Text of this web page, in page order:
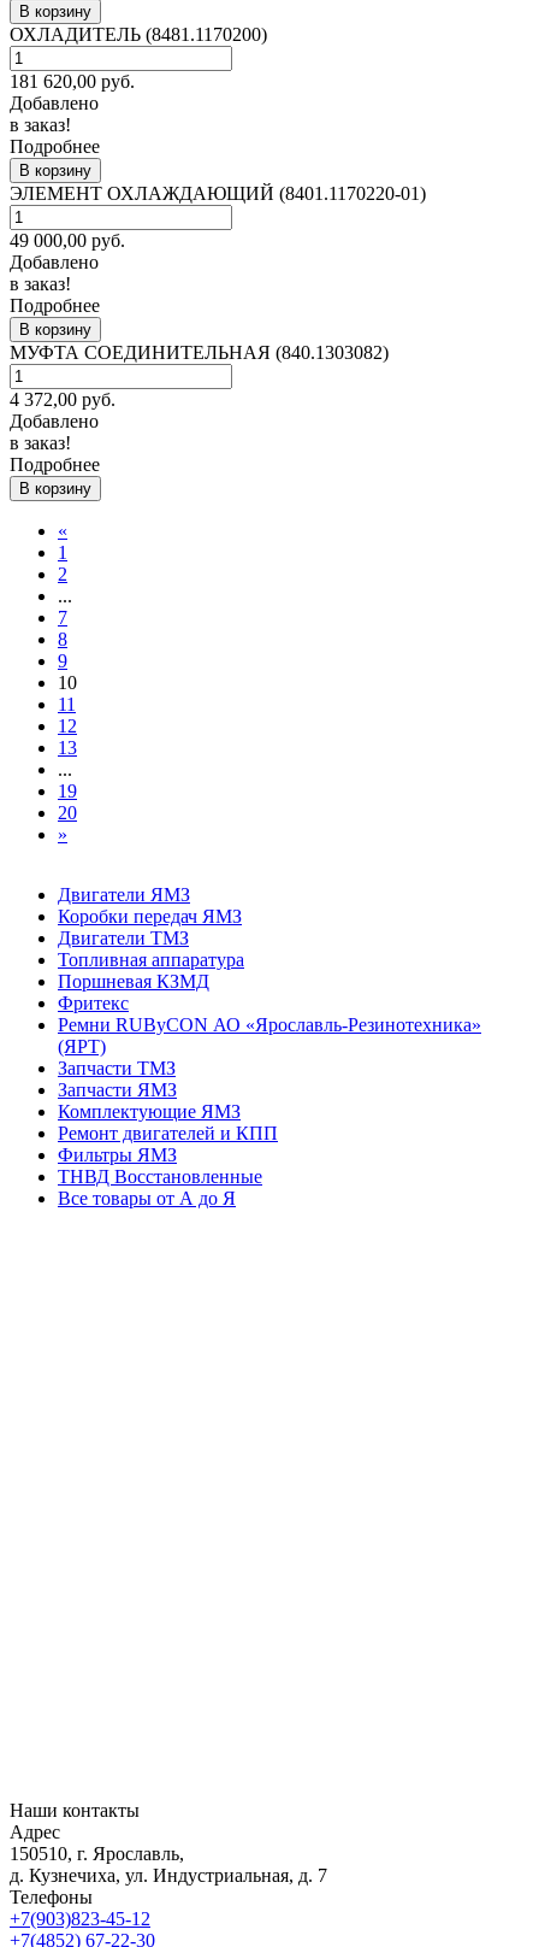
В корзину
ОХЛАДИТЕЛЬ (8481.1170200)
181 620,00 руб.
Добавлено
в заказ!
Подробнее
В корзину
ЭЛЕМЕНТ ОХЛАЖДАЮЩИЙ (8401.1170220-01)
49 000,00 руб.
Добавлено
в заказ!
Подробнее
В корзину
МУФТА СОЕДИНИТЕЛЬНАЯ (840.1303082)
4 372,00 руб.
Добавлено
в заказ!
Подробнее
В корзину
«
1
2
...
7
8
9
10
11
12
13
...
19
20
»
Двигатели ЯМЗ
Коробки передач ЯМЗ
Двигатели ТМЗ
Топливная аппаратура
Поршневая КЗМД
Фритекс
Ремни RUByCON АО «Ярославль-Резинотехника»
(ЯРТ)
Запчасти ТМЗ
Запчасти ЯМЗ
Комплектующие ЯМЗ
Ремонт двигателей и КПП
Фильтры ЯМЗ
ТНВД Восстановленные
Все товары от А до Я
Наши контакты
Адрес
150510, г. Ярославль,
д. Кузнечиха, ул. Индустриальная, д. 7
Телефоны
+7(903)823-45-12
+7(4852) 67-22-30